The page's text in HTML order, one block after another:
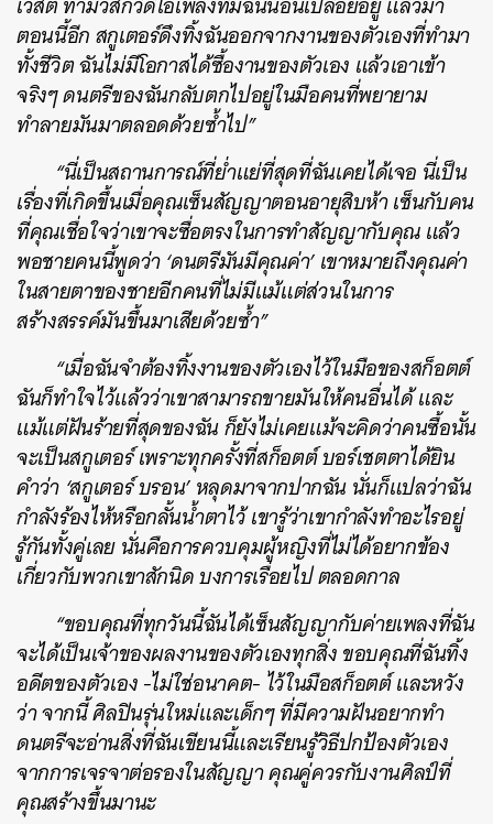
ตอนนี้อีก สกูเตอร์ดึงทิ้งฉันออกจากงานของตัวเองที่ทำมา
ทั้งชีวิต ฉันไม่มีโอกาสได้ซื้องานของตัวเอง แล้วเอาเข้า
จริงๆ ดนตรีของฉันกลับตกไปอยู่ในมือคนที่พยายาม
ทำลายมันมาตลอดด้วยซ้ำไป”
“นี่เป็นสถานการณ์ที่ย่ำแย่ที่สุดที่ฉันเคยได้เจอ นี่เป็น
เรื่องที่เกิดขึ้นเมื่อคุณเซ็นสัญญาตอนอายุสิบห้า เซ็นกับคน
ที่คุณเชื่อใจว่าเขาจะซื่อตรงในการทำสัญญากับคุณ แล้ว
พอชายคนนี้พูดว่า ‘ดนตรีมันมีคุณค่า’ เขาหมายถึงคุณค่า
ในสายตาของชายอีกคนที่ไม่มีแม้แต่ส่วนในการ
สร้างสรรค์มันขึ้นมาเสียด้วยซ้ำ”
“เมื่อฉันจำต้องทิ้งงานของตัวเองไว้ในมือของสก็อตต์
ฉันก็ทำใจไว้แล้วว่าเขาสามารถขายมันให้คนอื่นได้ และ
แม้แต่ฝันร้ายที่สุดของฉัน ก็ยังไม่เคยแม้จะคิดว่าคนซื้อนั้น
จะเป็นสกูเตอร์ เพราะทุกครั้งที่สก็อตต์ บอร์เชตตาได้ยิน
คำว่า ‘สกูเตอร์ บรอน’ หลุดมาจากปากฉัน นั่นก็แปลว่าฉัน
กำลังร้องไห้หรือกลั้นน้ำตาไว้ เขารู้ว่าเขากำลังทำอะไรอยู่
รู้กันทั้งคู่เลย นั่นคือการควบคุมผู้หญิงที่ไม่ได้อยากข้อง
เกี่ยวกับพวกเขาสักนิด บงการเรื่อยไป ตลอดกาล
“ขอบคุณที่ทุกวันนี้ฉันได้เซ็นสัญญากับค่ายเพลงที่ฉัน
จะได้เป็นเจ้าของผลงานของตัวเองทุกสิ่ง ขอบคุณที่ฉันทิ้ง
อดีตของตัวเอง -ไม่ใช่อนาคต- ไว้ในมือสก็อตต์ และหวัง
ว่า จากนี้ ศิลปินรุ่นใหม่และเด็กๆ ที่มีความฝันอยากทำ
ดนตรีจะอ่านสิ่งที่ฉันเขียนนี้และเรียนรู้วิธีปกป้องตัวเอง
จากการเจรจาต่อรองในสัญญา คุณคู่ควรกับงานศิลป์ที่
คุณสร้างขึ้นมานะ